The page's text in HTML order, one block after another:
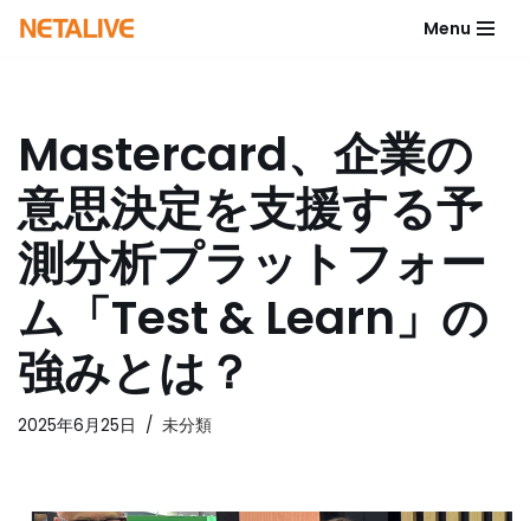
ン
ツ
へ
ス
キ
ッ
プ
Menu
Mastercard、企業の
意思決定を支援する予
測分析プラットフォー
ム「Test & Learn」の
強みとは？
2025年6月25日 未分類